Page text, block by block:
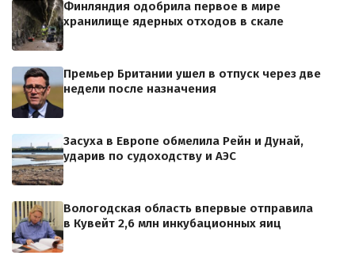
Финляндия одобрила первое в мире
хранилище ядерных отходов в скале
Премьер Британии ушел в отпуск через две
недели после назначения
Засуха в Европе обмелила Рейн и Дунай,
ударив по судоходству и АЭС
Вологодская область впервые отправила
в Кувейт 2,6 млн инкубационных яиц